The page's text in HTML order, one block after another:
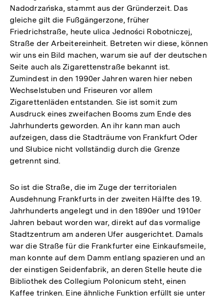
Nadodrzańska, stammt aus der Gründerzeit. Das
gleiche gilt die Fußgängerzone, früher
Friedrichstraße, heute ulica Jedności Robotniczej,
Straße der Arbeitereinheit. Betreten wir diese, können
wir uns ein Bild machen, warum sie auf der deutschen
Seite auch als Zigarettenstraße bekannt ist.
Zumindest in den 1990er Jahren waren hier neben
Wechselstuben und Friseuren vor allem
Zigarettenläden entstanden. Sie ist somit zum
Ausdruck eines zweifachen Booms zum Ende des
Jahrhunderts geworden. An ihr kann man auch
aufzeigen, dass die Stadträume von Frankfurt Oder
und Słubice nicht vollständig durch die Grenze
getrennt sind.
So ist die Straße, die im Zuge der territorialen
Ausdehnung Frankfurts in der zweiten Hälfte des 19.
Jahrhunderts angelegt und in den 1890er und 1910er
Jahren bebaut worden war, direkt auf das vormalige
Stadtzentrum am anderen Ufer ausgerichtet. Damals
war die Straße für die Frankfurter eine Einkaufsmeile,
man konnte auf dem Damm entlang spazieren und an
der einstigen Seidenfabrik, an deren Stelle heute die
Bibliothek des Collegium Polonicum steht, einen
Kaffee trinken. Eine ähnliche Funktion erfüllt sie unter